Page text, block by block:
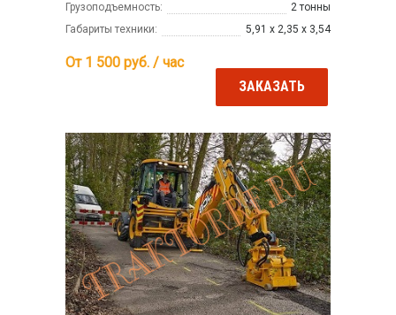
Грузоподъемность:
2 тонны
Габариты техники:
5,91 х 2,35 х 3,54
От 1 500 руб. / час
ЗАКАЗАТЬ